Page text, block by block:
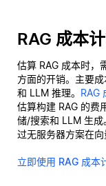
RAG 成本
估算 RAG 成本时，
方面的开销。主要
和 LLM 推理。 RAG
估算构建 RAG 的费
储/搜索和 LLM 生成
过无服务器方案在向
立即使用 RAG 成本